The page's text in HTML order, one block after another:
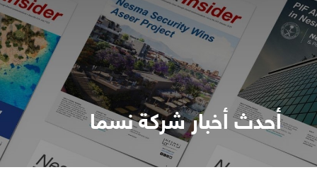
أحدث أخبار شركة نسما